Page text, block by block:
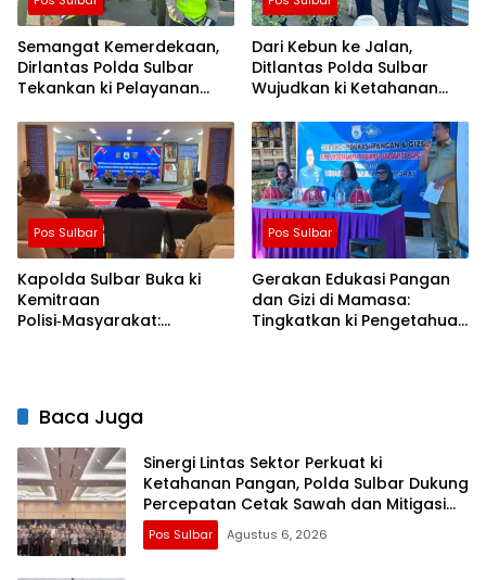
Semangat Kemerdekaan,
Dirlantas Polda Sulbar
Tekankan ki Pelayanan
Menyentuh Hati
Dari Kebun ke Jalan,
Ditlantas Polda Sulbar
Wujudkan ki Ketahanan
untuk Masyarakat
Pos Sulbar
Kapolda Sulbar Buka ki
Kemitraan
Polisi‑Masyarakat:
Pos Sulbar
Gerakan Edukasi Pangan
dan Gizi di Mamasa:
Tingkatkan ki Pengetahuan
Baca Juga
Sinergi Lintas Sektor Perkuat ki
Ketahanan Pangan, Polda Sulbar Dukung
Percepatan Cetak Sawah dan Mitigasi
Kekeringan
Pos Sulbar Agustus 6, 2026